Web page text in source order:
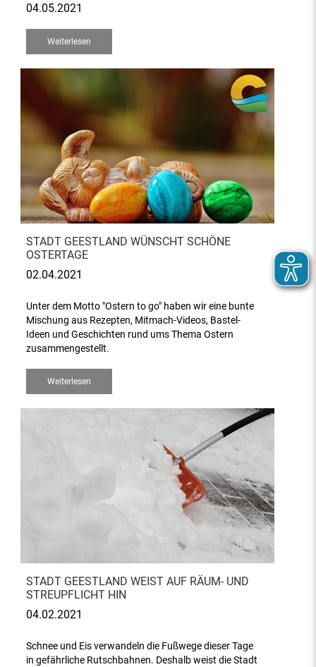
04.05.2021
Weiterlesen
STADT GEESTLAND WÜNSCHT SCHÖNE
OSTERTAGE
02.04.2021
Unter dem Motto "Ostern to go" haben wir eine bunte
Mischung aus Rezepten, Mitmach-Videos, Bastel-
Ideen und Geschichten rund ums Thema Ostern
zusammengestellt.
Weiterlesen
STADT GEESTLAND WEIST AUF RÄUM- UND
STREUPFLICHT HIN
04.02.2021
Schnee und Eis verwandeln die Fußwege dieser Tage
in gefährliche Rutschbahnen. Deshalb weist die Stadt